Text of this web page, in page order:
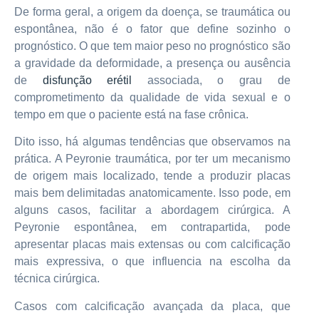
De forma geral, a origem da doença, se traumática ou
espontânea, não é o fator que define sozinho o
prognóstico. O que tem maior peso no prognóstico são
a gravidade da deformidade, a presença ou ausência
de disfunção erétil
associada, o grau de
comprometimento da qualidade de vida sexual e o
tempo em que o paciente está na fase crônica.
Dito isso, há algumas tendências que observamos na
prática. A Peyronie traumática, por ter um mecanismo
de origem mais localizado, tende a produzir placas
mais bem delimitadas anatomicamente. Isso pode, em
alguns casos, facilitar a abordagem cirúrgica. A
Peyronie espontânea, em contrapartida, pode
apresentar placas mais extensas ou com calcificação
mais expressiva, o que influencia na escolha da
técnica cirúrgica.
Casos com calcificação avançada da placa, que